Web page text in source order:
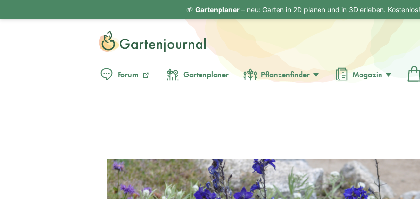
Forum Gartenplaner Pflanzenfinder Magazin
🌱 Gartenplaner– neu: Garten in 2D planen und in 3D erleben. Kostenlos!